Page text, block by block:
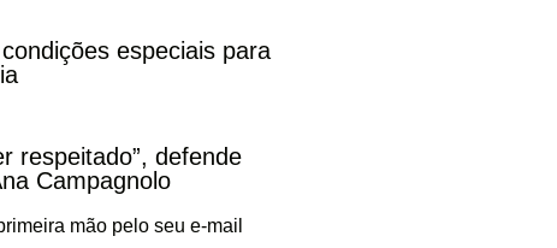
especiais para
respeitado”, defende
Campagnolo
mão pelo seu e-mail